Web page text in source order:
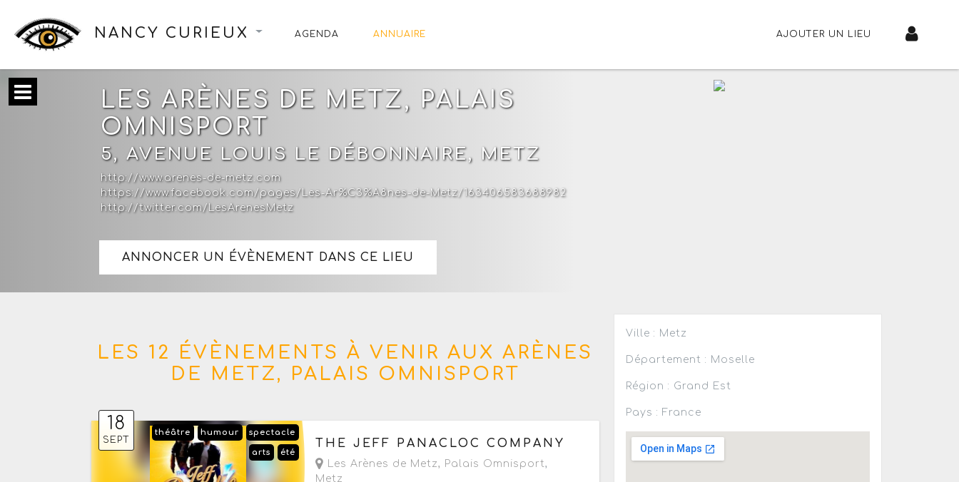
NANCY CURIEUX AGENDA ANNUAIRE AJOUTER UN LIEU
LES ARÈNES DE METZ, PALAIS
OMNISPORT
5, AVENUE LOUIS LE DÉBONNAIRE, METZ
http://www.arenes-de-metz.com
https://www.facebook.com/pages/Les-Ar%C3%A8nes-de-Metz/163406583688982
http://twitter.com/LesArenesMetz
ANNONCER UN ÉVÈNEMENT DANS CE LIEU
LES 12 ÉVÈNEMENTS À VENIR AUX ARÈNES
DE METZ, PALAIS OMNISPORT
18
SEPT
spectacle
humour
théâtre
été
arts
Le vendredi 18 septembre 2026 à partir de 20h
THE JEFF PANACLOC COMPANY
Les Arènes de Metz, Palais Omnisport,
Metz
Ville : Metz
Département : Moselle
Région : Grand Est
Pays : France